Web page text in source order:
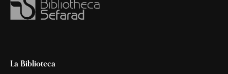
La Biblioteca